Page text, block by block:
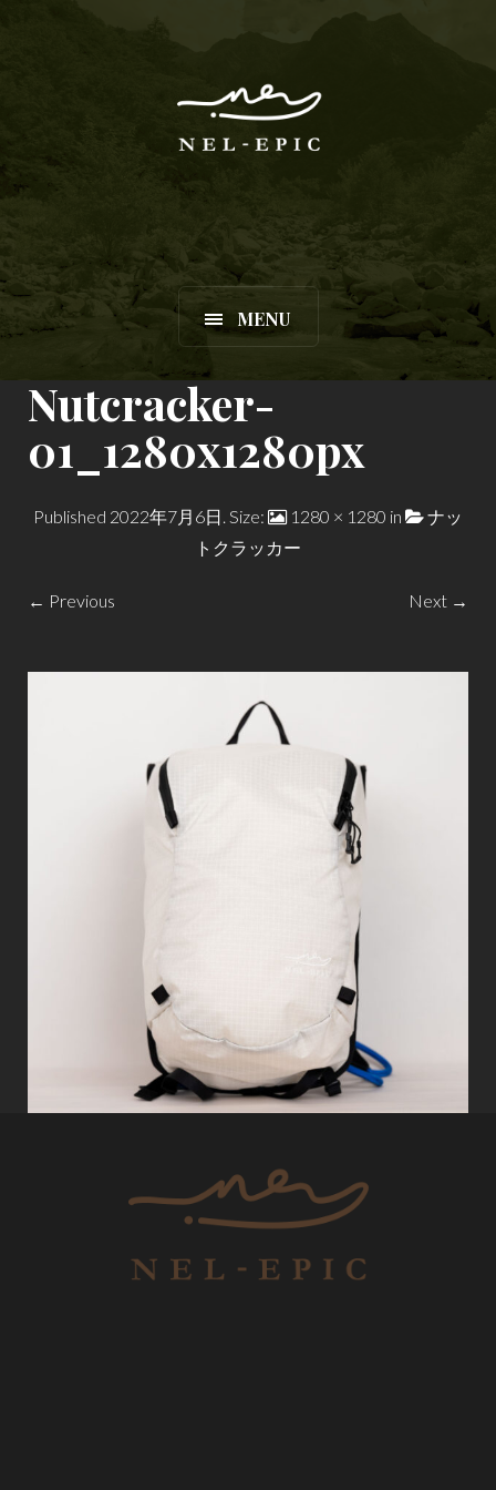
MENU
Nutcracker-
01_1280x1280px
Published 2022年7月6日. Size: 1280 × 1280 in
ナッ
トクラッカー
← Previous Next →